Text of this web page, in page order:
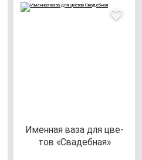
Имен­ная ва­за для цве­
тов «Сва­деб­ная»